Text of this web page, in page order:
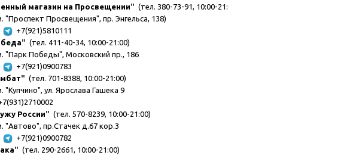
магазин на Просвещении" (тел. 380-73-91, 10:00-21:00)
"Проспект Просвещения", пр. Энгельса, 138)
+7(921)5810111
" (тел. 411-40-34, 10:00-21:00)
"Парк Победы", Московский пр., 186
+7(921)0900783
" (тел. 701-8388, 10:00-21:00)
"Купчино", ул. Ярослава Гашека 9
России" (тел. 570-8239, 10:00-21:00)
"Автово", пр.Стачек д.67 кор.3
+7(921)0900782
" (тел. 290-2661, 10:00-21:00)